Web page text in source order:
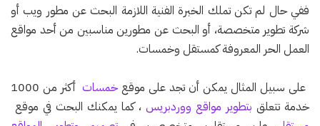
ففي حال لم تكن تملك الخبرة الفنية اللازمة البحث عن مطور ويب أو
شركة تطوير متخصصة، أو البحث عن مطورين مناسبين من أحد مواقع
العمل الحر المعروفة كمستقل وخمسات.
على سبيل المثال يمكن أن تجد على موقعخمسات
أكثر من 1000
خدمة تتعلق بتطوير مواقع ووردبريس ، كما يمكنك البحث في موقع